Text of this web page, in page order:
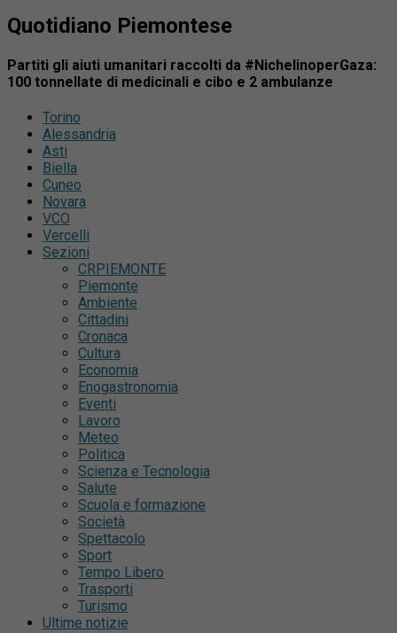
Quotidiano Piemontese
Partiti gli aiuti umanitari raccolti da #NichelinoperGaza:
100 tonnellate di medicinali e cibo e 2 ambulanze
Torino
Alessandria
Asti
Biella
Cuneo
Novara
VCO
Vercelli
Sezioni
CRPIEMONTE
Piemonte
Ambiente
Cittadini
Cronaca
Cultura
Economia
Enogastronomia
Eventi
Lavoro
Meteo
Politica
Scienza e Tecnologia
Salute
Scuola e formazione
Società
Spettacolo
Sport
Tempo Libero
Trasporti
Turismo
Ultime notizie